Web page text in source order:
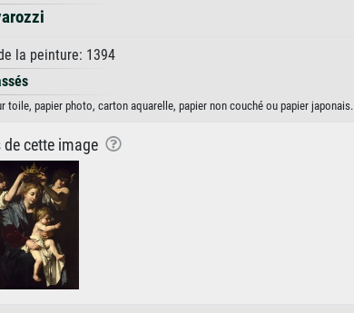
la peinture: 1394
papier photo, carton aquarelle, papier non couché ou papier japonais.
cette image